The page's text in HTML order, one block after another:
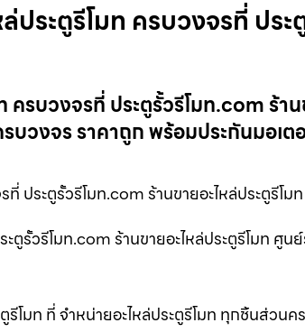
ประตูรีโมท ครบวงจรที่ ประ
รบวงจรที่ ประตูรั้วรีโมท.com ร้าน
วงจร ราคาถูก พร้อมประกันมอเต
ประตูรั้วรีโมท.com ร้านขายอะไหล่ประตูรีโมท
รั้วรีโมท.com ร้านขายอะไหล่ประตูรีโมท ศูน
โมท ที่ จำหน่ายอะไหล่ประตูรีโมท ทุกชิ้นส่วนค